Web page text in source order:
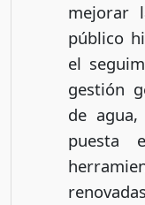
mejorar
público
el
gestión
de
puesta